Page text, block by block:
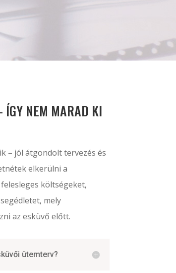
ÍGY NEM MARAD KI
– jól átgondolt tervezés és
elkerülni a
költségeket,
mely
az esküvő előtt.
ütemterv?